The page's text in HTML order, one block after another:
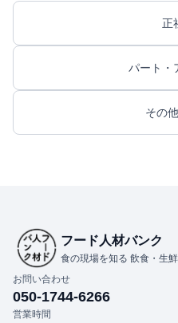
正
パート・
その
フード人材バンク
食の現場を知る 飲食・生
お問い合わせ
050-1744-6266
営業時間